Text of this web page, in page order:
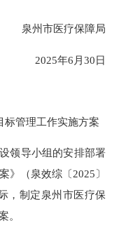
泉州市医疗保障局
2025年6月30日
管理工作实施方案
领导小组的安排部署
》（泉效综〔2025〕
，制定泉州市医疗保
。